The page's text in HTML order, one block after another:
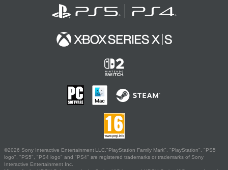
©2026 Sony Interactive Entertainment LLC."PlayStation Family Mark", "PlayStation", "PS5
logo", "PS5", "PS4 logo" and "PS4" are registered trademarks or trademarks of Sony
Interactive Entertainment Inc.